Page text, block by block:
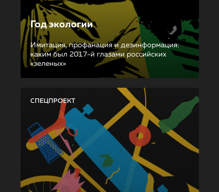
Год экологии
Имитация, профанация и дезинформация:
каким был 2017-й глазами российских
«зеленых»
СПЕЦПРОЕКТ